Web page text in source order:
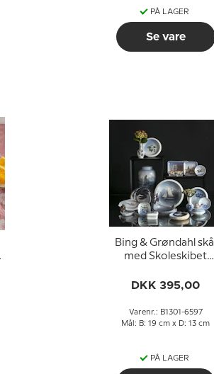
PÅ LAGER
Se vare
Bing & Grøndahl skål
med Skoleskibet
DKK 395,00
Varenr.: B1301-6597
Mål: B: 19 cm x D: 13 cm
PÅ LAGER